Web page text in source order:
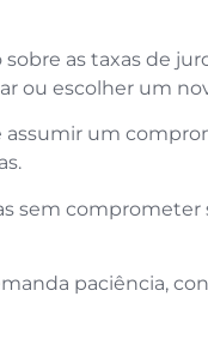
as taxas de
ou escolher um
assumir um
sem comprometer
paciência,